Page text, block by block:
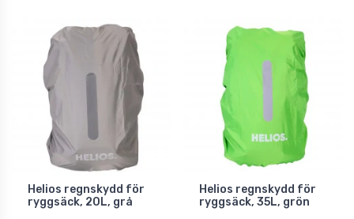
Helios regnskydd för
ryggsäck, 20L, grå
Helios regnskydd för
ryggsäck, 35L, grön